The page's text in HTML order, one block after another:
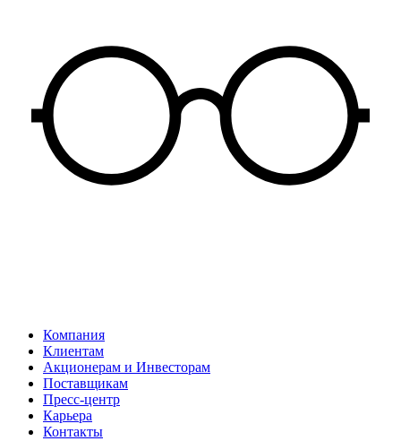
Компания
Клиентам
Акционерам и Инвесторам
Поставщикам
Пресс-центр
Карьера
Контакты